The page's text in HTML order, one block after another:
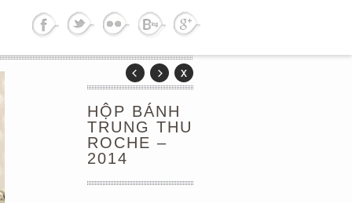
HỘP BÁNH
TRUNG THU
ROCHE –
2014